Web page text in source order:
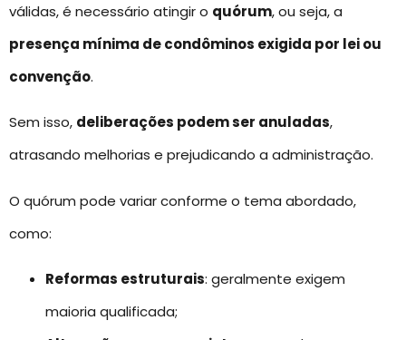
válidas, é necessário atingir o quórum, ou seja, a
presença mínima de condôminos exigida por lei ou
convenção.
Sem isso, deliberações podem ser anuladas,
atrasando melhorias e prejudicando a administração.
O quórum pode variar conforme o tema abordado,
como:
Reformas estruturais: geralmente exigem
maioria qualificada;